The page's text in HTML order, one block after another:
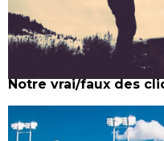
Notre vrai/faux des